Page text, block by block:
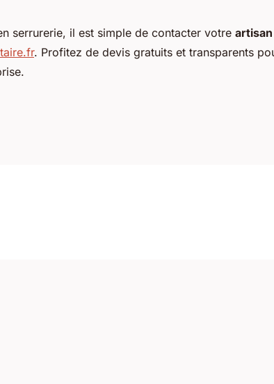
serrurerie, il est simple de contacter votre
. Profitez de devis gratuits et transparents